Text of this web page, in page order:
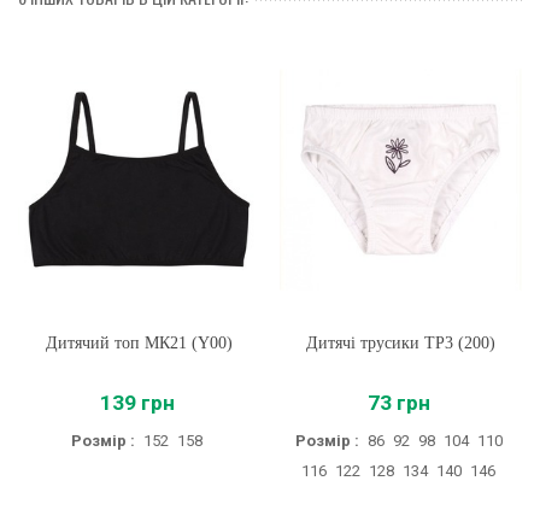
Дитячий топ МК21 (Y00)
139 грн
Розмір : 152 158
Дитячі трусики ТР3 (200)
73 грн
Розмір : 86 92 98 104 110
116 122 128 134 140 146